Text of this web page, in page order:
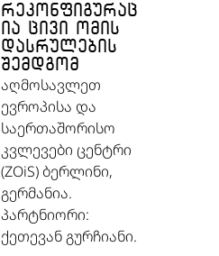
ᲠᲔᲙᲝᲜᲤᲘᲒᲣᲠᲐᲪ
ᲘᲐ ᲪᲘᲕᲘ ᲝᲛᲘᲡ
ᲓᲐᲡᲠᲣᲚᲔᲑᲘᲡ
ᲨᲔᲛᲓᲒᲝᲛ
აღმოსავლეთ
ევროპისა და
საერთაშორისო
კვლევები ცენტრი
(ZOiS) ბერლინი,
გერმანია.
პარტნიორი:
ქეთევან გურჩიანი.